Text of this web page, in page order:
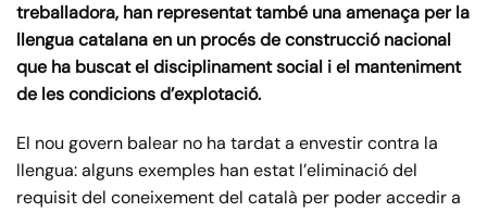
treballadora, han representat també una amenaça per la
llengua catalana en un procés de construcció nacional
que ha buscat el disciplinament social i el manteniment
de les condicions d’explotació.
El nou govern balear no ha tardat a envestir contra la
llengua: alguns exemples han estat l’eliminació del
requisit del coneixement del català per poder accedir a